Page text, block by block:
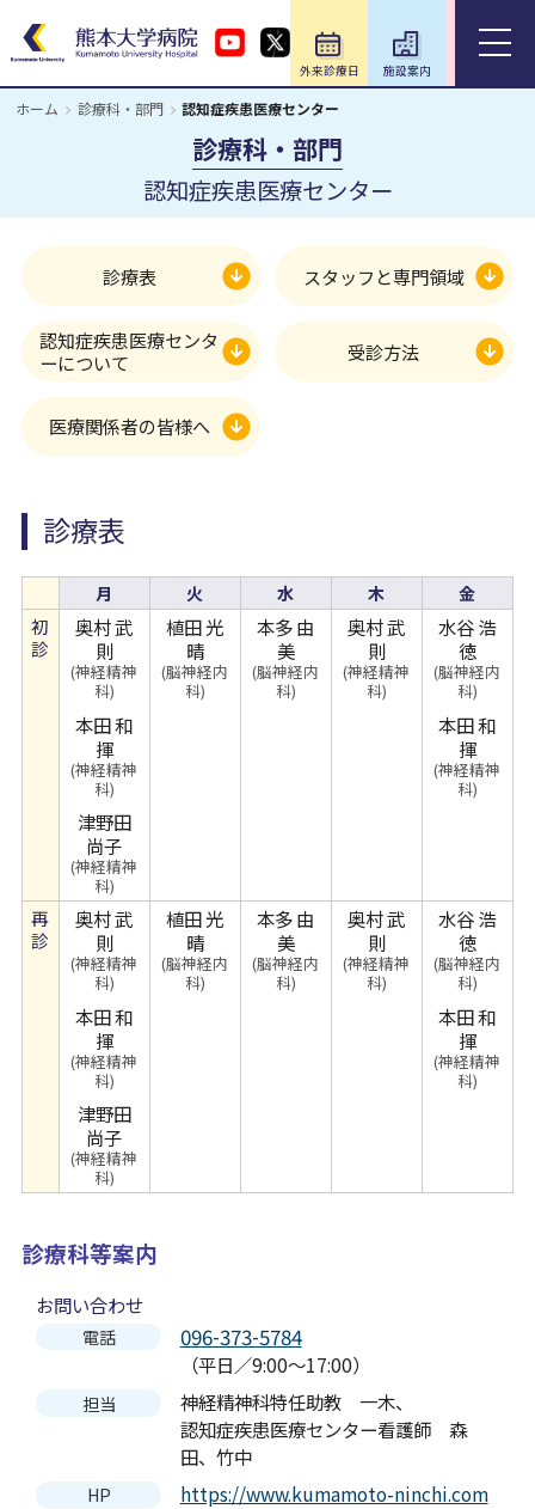
外来診療日 施設案内
ホーム 診療科・部門 認知症疾患医療センター
診療科・部門
認知症疾患医療センター
診療表 スタッフと専門領域
認知症疾患医療センタ
ーについて
受診方法
医療関係者の皆様へ
診療表
月 火 水 木 金
初
診
奥村 武
則
(神経精神
科)
本田 和
揮
(神経精神
科)
津野田
尚子
(神経精神
科)
植田 光
晴
(脳神経内
科)
本多 由
美
(脳神経内
科)
奥村 武
則
(神経精神
科)
水谷 浩
徳
(脳神経内
科)
本田 和
揮
(神経精神
科)
再
診
奥村 武
則
(神経精神
科)
本田 和
揮
(神経精神
科)
津野田
尚子
(神経精神
科)
植田 光
晴
(脳神経内
科)
本多 由
美
(脳神経内
科)
奥村 武
則
(神経精神
科)
水谷 浩
徳
(脳神経内
科)
本田 和
揮
(神経精神
科)
診療科等案内
お問い合わせ
電話 096-373-5784
（平日／9:00～17:00）
担当
神経精神科特任助教 一木、
認知症疾患医療センター看護師 森
田、竹中
HP https://www.kumamoto-ninchi.com
ホーム
外来のご案内
入院のご案内
診療科・部門
医療関係の方
Foreign Language